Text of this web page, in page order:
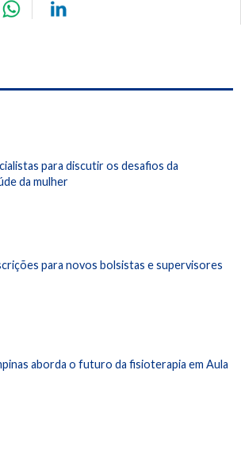
para discutir os desafios da
da mulher
para novos bolsistas e supervisores
aborda o futuro da fisioterapia em Aula